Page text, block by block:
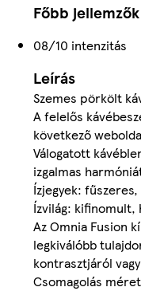
Főbb jellemzők
08/10 intenzitás
Leírás
Szemes pörkölt
A felelős
következő
Válogatott
izgalmas
Ízjegyek:
Ízvilág:
Az Omnia Fusion
legkiválóbb
kontrasztjáról
Csomagolás